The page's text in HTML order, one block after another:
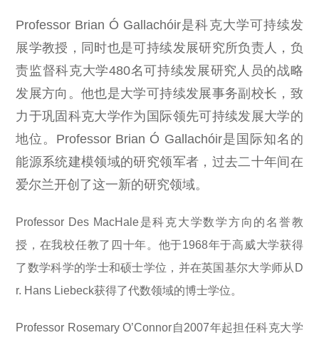
Professor Brian Ó Gallachóir是科克大学可持续发
展学教授，同时也是可持续发展研究所负责人，负
责监督科克大学480名可持续发展研究人员的战略
发展方向。他也是大学可持续发展事务副校长，致
力于巩固科克大学作为国际领先可持续发展大学的
地位。 Professor Brian Ó Gallachóir是国际知名的
能源系统建模领域的研究领军者，过去二十年间在
爱尔兰开创了这一新的研究领域。
Professor Des MacHale是科克大学数学方向的名誉教
授，在我校任教了四十年。他于1968年于高威大学获得
了数学科学的学士和硕士学位，并在英国基尔大学师从 D
r. Hans Liebeck获得了代数领域的博士学位。
Professor Rosemary O’Connor自2007年起担任科克大学